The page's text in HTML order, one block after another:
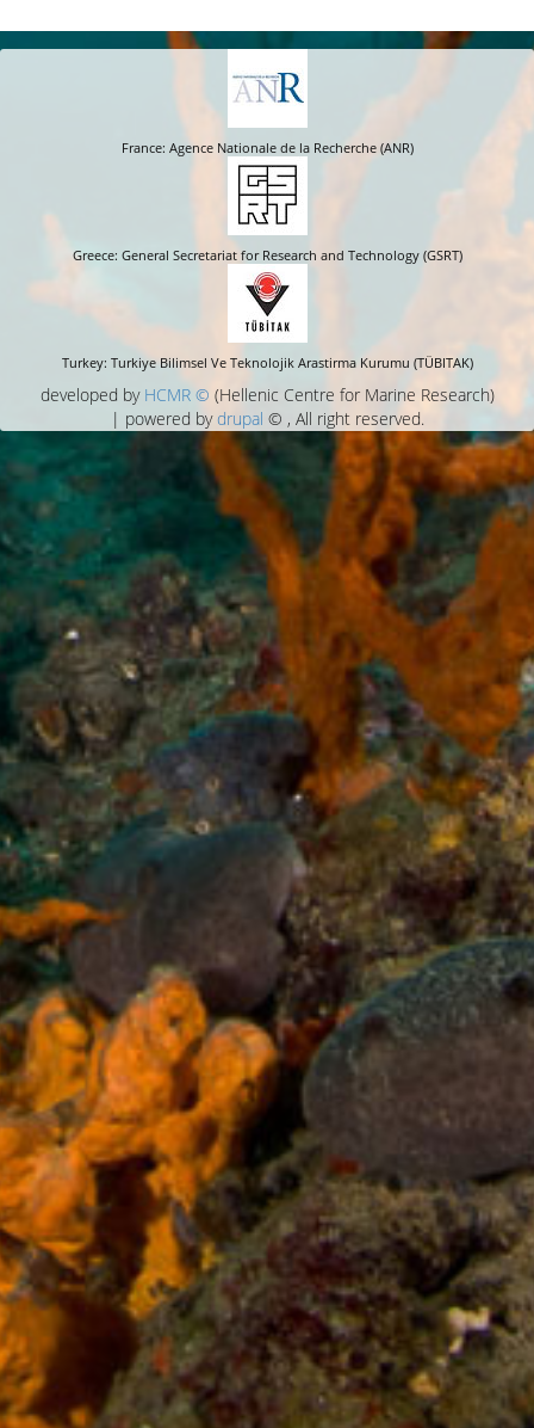
France: Agence Nationale de la Recherche (ANR)
Greece: General Secretariat for Research and Technology (GSRT)
Turkey: Turkiye Bilimsel Ve Teknolojik Arastirma Kurumu (TÜBITAK)
developed by HCMR © (Hellenic Centre for Marine Research)
| powered bydrupal © , All right reserved.